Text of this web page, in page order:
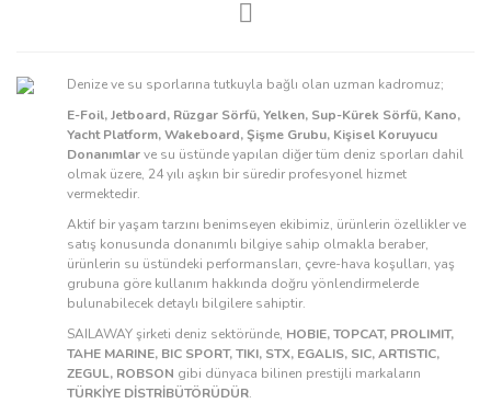
Denize ve su sporlarına tutkuyla bağlı olan uzman kadromuz;
E-Foil, Jetboard, Rüzgar Sörfü, Yelken, Sup-Kürek Sörfü, Kano,
Yacht Platform, Wakeboard, Şişme Grubu, Kişisel Koruyucu
Donanımlarve su üstünde yapılan diğer tüm deniz sporları dahil
olmak üzere, 24 yılı aşkın bir süredir profesyonel hizmet
vermektedir.
Aktif bir yaşam tarzını benimseyen ekibimiz, ürünlerin özellikler ve
satış konusunda donanımlı bilgiye sahip olmakla beraber,
ürünlerin su üstündeki performansları, çevre-hava koşulları, yaş
grubuna göre kullanım hakkında doğru yönlendirmelerde
bulunabilecek detaylı bilgilere sahiptir.
SAILAWAY şirketi deniz sektöründe, HOBIE, TOPCAT, PROLIMIT,
TAHE MARINE, BIC SPORT, TIKI, STX, EGALIS, SIC, ARTISTIC,
ZEGUL, ROBSON gibi dünyaca bilinen prestijli markaların
TÜRKİYE DİSTRİBÜTÖRÜDÜR.